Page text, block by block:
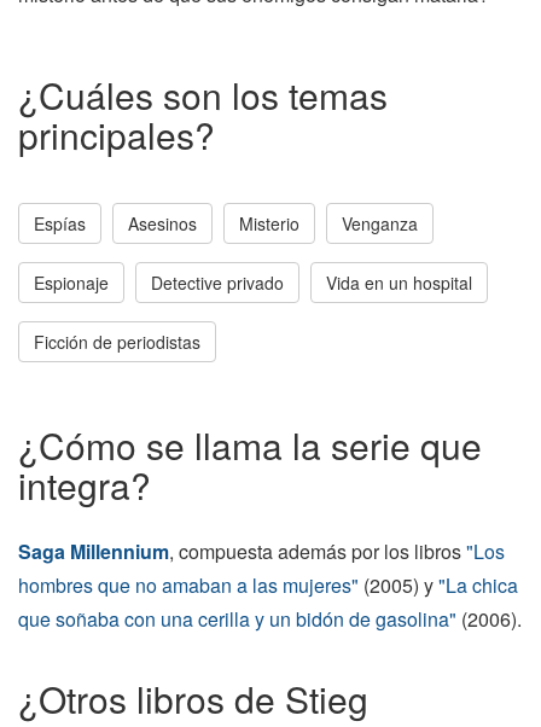
¿Cuáles son los temas
principales?
Espías Asesinos Misterio Venganza
Espionaje Detective privado Vida en un hospital
Ficción de periodistas
¿Cómo se llama la serie que
integra?
Saga Millennium, compuesta además por los libros"Los
hombres que no amaban a las mujeres" (2005) y"La chica
que soñaba con una cerilla y un bidón de gasolina" (2006).
¿Otros libros de Stieg